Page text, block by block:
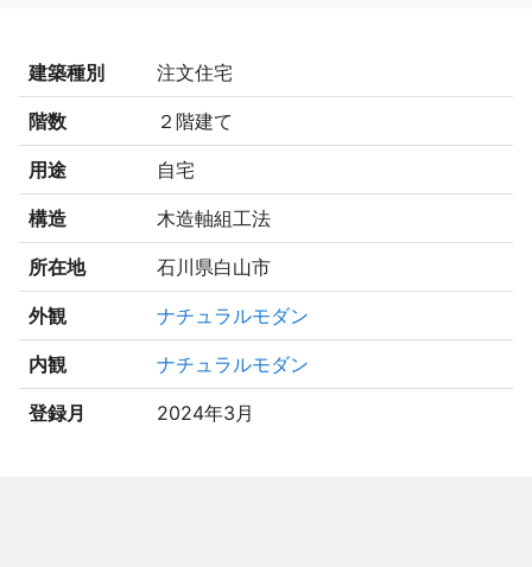
建築種別 注文住宅
階数 ２階建て
用途 自宅
構造 木造軸組工法
所在地 石川県白山市
外観 ナチュラルモダン
内観 ナチュラルモダン
登録月 2024年3月